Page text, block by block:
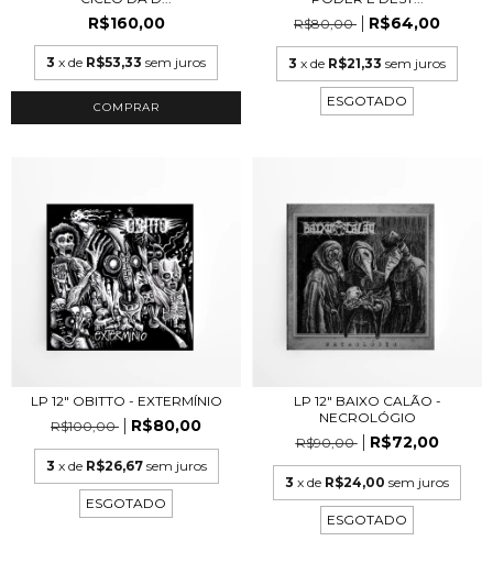
R$160,00
3 x de R$53,33 sem juros
R$80,00
R$64,00
3 x de R$21,33 sem juros
ESGOTADO
LP 12" OBITTO - EXTERMÍNIO
R$100,00
R$80,00
3 x de R$26,67 sem juros
ESGOTADO
LP 12" BAIXO CALÃO -
NECROLÓGIO
R$90,00
R$72,00
3 x de R$24,00 sem juros
ESGOTADO